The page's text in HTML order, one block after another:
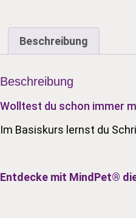
Beschreibung
Beschreibung
Wolltest du schon immer
Im Basiskurs lernst du
Entdecke mit MindPet®